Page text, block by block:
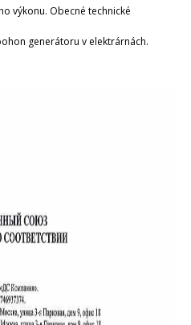
výkonu. Obecné technické
generátoru v elektrárnách.